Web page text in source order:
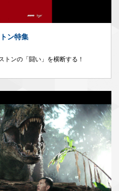
ン特集
トンの「闘い」を横断する！